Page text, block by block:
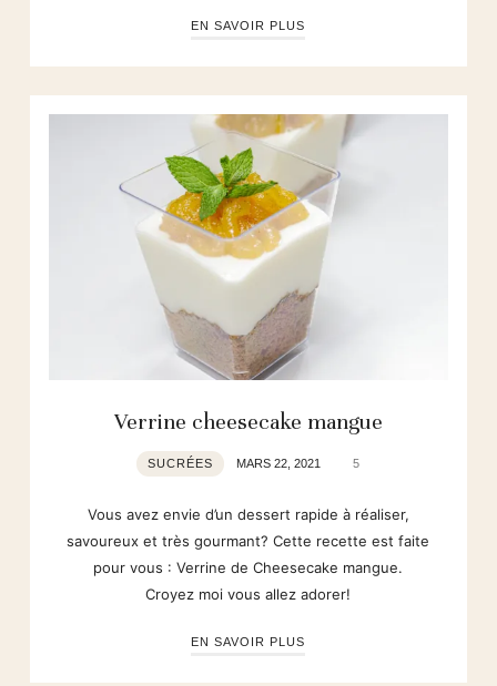
EN SAVOIR PLUS
Verrine cheesecake mangue
SUCRÉES MARS 22, 2021 5
Vous avez envie d’un dessert rapide à réaliser,
savoureux et très gourmant? Cette recette est faite
pour vous : Verrine de Cheesecake mangue.
Croyez moi vous allez adorer!
EN SAVOIR PLUS